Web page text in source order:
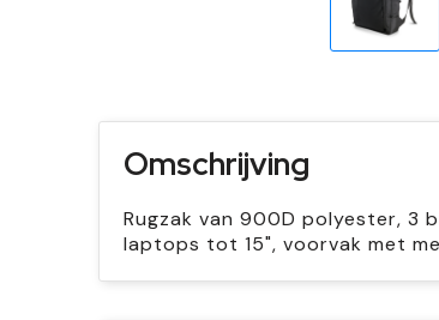
Omschrijving
Rugzak van 900D polyester, 3
laptops tot 15", voorvak met